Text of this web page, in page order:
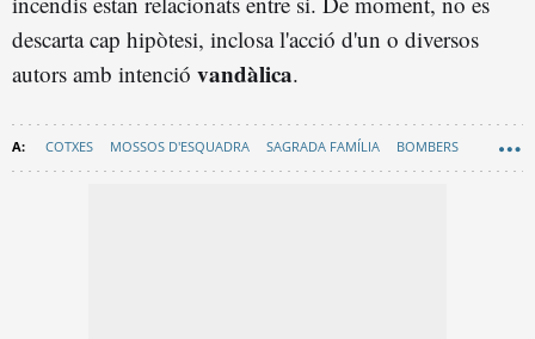
descarta cap hipòtesi, inclosa l'acció d'un o diversos
autors amb intenció vandàlica.
COTXES MOSSOS D'ESQUADRA SAGRADA FAMÍLIA BOMBERS